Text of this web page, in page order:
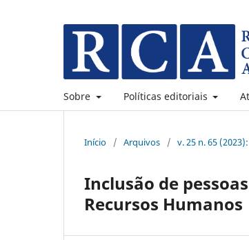
Sobre Políticas editoriais
Início / Arquivos / v. 25 n. 65
Inclusão de
Recursos Humanos